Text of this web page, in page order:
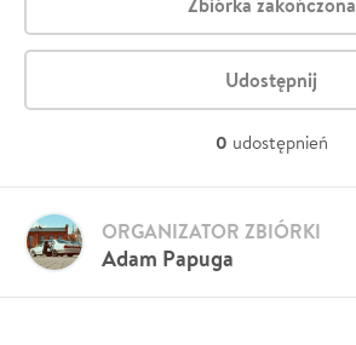
Zbiórka zakończona
Udostępnij
0 udostępnień
Adam Papuga
ORGANIZATOR ZBIÓRKI